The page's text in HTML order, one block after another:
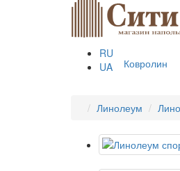
RU
UA
Ковролин
Линолеум